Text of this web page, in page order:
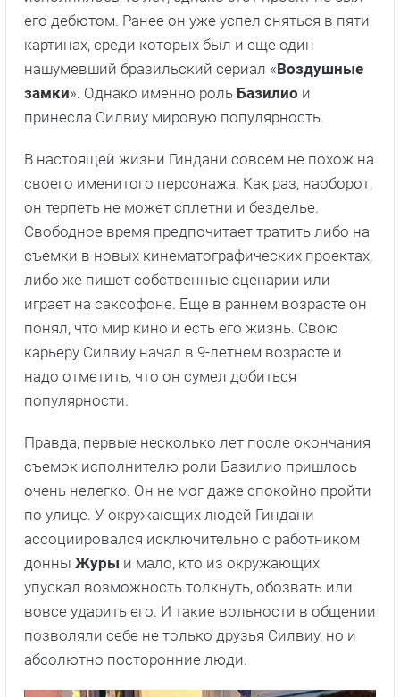
его дебютом. Ранее он уже успел сняться в пяти
картинах, среди которых был и еще один
нашумевший бразильский сериал «Воздушные
замки». Однако именно роль Базилио и
принесла Силвиу мировую популярность.
В настоящей жизни Гиндани совсем не похож на
своего именитого персонажа. Как раз, наоборот,
он терпеть не может сплетни и безделье.
Свободное время предпочитает тратить либо на
съемки в новых кинематографических проектах,
либо же пишет собственные сценарии или
играет на саксофоне. Еще в раннем возрасте он
понял, что мир кино и есть его жизнь. Свою
карьеру Силвиу начал в 9-летнем возрасте и
надо отметить, что он сумел добиться
популярности.
Правда, первые несколько лет после окончания
съемок исполнителю роли Базилио пришлось
очень нелегко. Он не мог даже спокойно пройти
по улице. У окружающих людей Гиндани
ассоциировался исключительно с работником
донны Журы и мало, кто из окружающих
упускал возможность толкнуть, обозвать или
вовсе ударить его. И такие вольности в общении
позволяли себе не только друзья Силвиу, но и
абсолютно посторонние люди.